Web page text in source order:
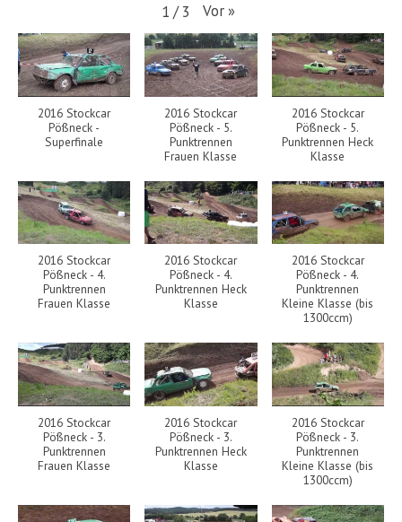
1 / 3 Vor»
2016 Stockcar
Pößneck -
Superfinale
2016 Stockcar
Pößneck - 5.
Punktrennen
Frauen Klasse
2016 Stockcar
Pößneck - 5.
Punktrennen Heck
Klasse
2016 Stockcar
Pößneck - 4.
Punktrennen
Frauen Klasse
2016 Stockcar
Pößneck - 4.
Punktrennen Heck
Klasse
2016 Stockcar
Pößneck - 4.
Punktrennen
Kleine Klasse (bis
1300ccm)
2016 Stockcar
Pößneck - 3.
Punktrennen
Frauen Klasse
2016 Stockcar
Pößneck - 3.
Punktrennen Heck
Klasse
2016 Stockcar
Pößneck - 3.
Punktrennen
Kleine Klasse (bis
1300ccm)